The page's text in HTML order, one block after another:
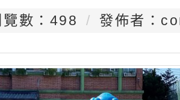
覽數：498 發佈者：